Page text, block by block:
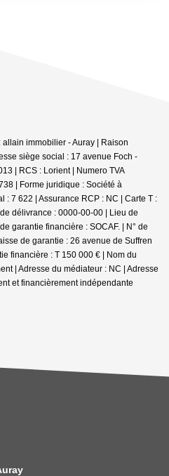
immobilier - Auray | Raison
siège social : 17 avenue Foch -
| RCS : Lorient | Numero TVA
| Forme juridique : Société à
: 7 622 | Assurance RCP : NC | Carte T :
délivrance : 0000-00-00 | Lieu de
garantie financière : SOCAF. | N° de
de garantie : 26 avenue de Suffren
financière : T 150 000 € | Nom du
| Adresse du médiateur : NC | Adresse
et financièrement indépendante